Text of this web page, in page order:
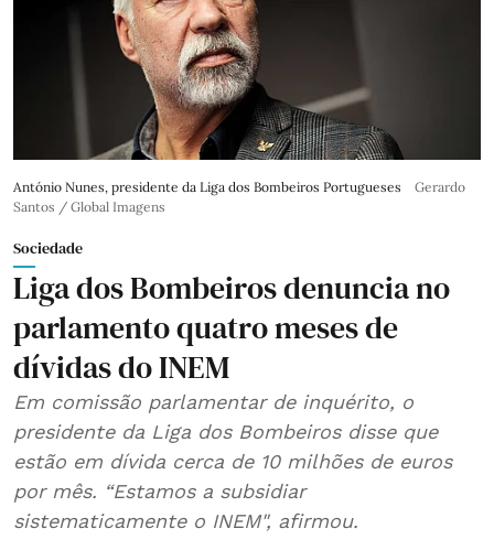
António Nunes, presidente da Liga dos Bombeiros Portugueses
Gerardo
Santos / Global Imagens
Sociedade
Liga dos Bombeiros denuncia no
parlamento quatro meses de
dívidas do INEM
Em comissão parlamentar de inquérito, o
presidente da Liga dos Bombeiros disse que
estão em dívida cerca de 10 milhões de euros
por mês. “Estamos a subsidiar
sistematicamente o INEM", afirmou.